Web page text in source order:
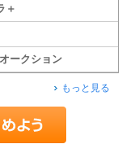
＋
オークション
もっと見る